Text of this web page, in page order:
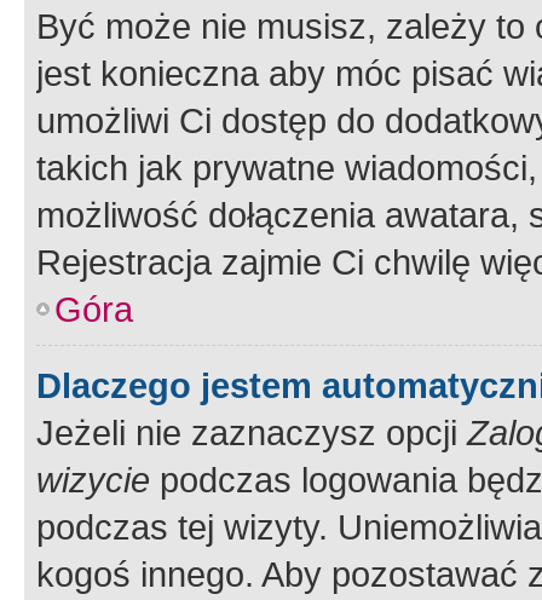
Być może nie musisz, zależy
jest konieczna aby móc pisać
umożliwi Ci dostęp do
takich jak prywatne
możliwość dołączenia
Rejestracja zajmie Ci chwilę
Góra
Dlaczego jestem
Jeżeli nie zaznaczysz opcji
wizycie podczas logowania
podczas tej wizyty.
kogoś innego. Aby pozostawać